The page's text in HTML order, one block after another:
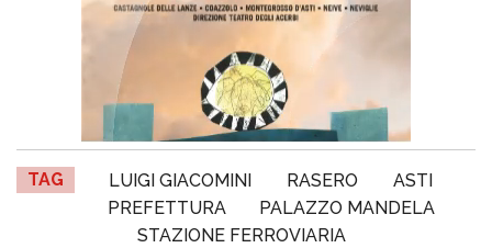
TAG LUIGI GIACOMINI RASERO
ASTI
PREFETTURA
PALAZZO MANDELA
STAZIONE FERROVIARIA